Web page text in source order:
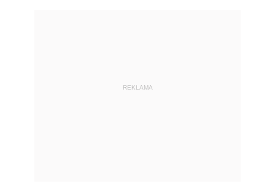
REKLAMA